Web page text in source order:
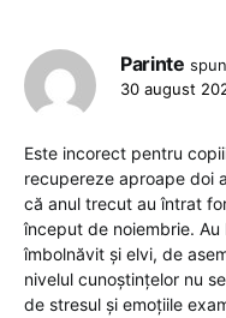
Parinte
30 august
Este incorect pentru
recupereze aproape doi
că anul trecut au întrat
început de noiembrie.
îmbolnăvit și elvi, de
nivelul cunoștințelor nu
de stresul și emoțiile